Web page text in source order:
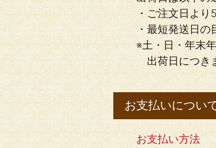
・ご注文日より
・最短発送日
※土・日・年末
出荷日につき
お支払いについ
お支払い方法